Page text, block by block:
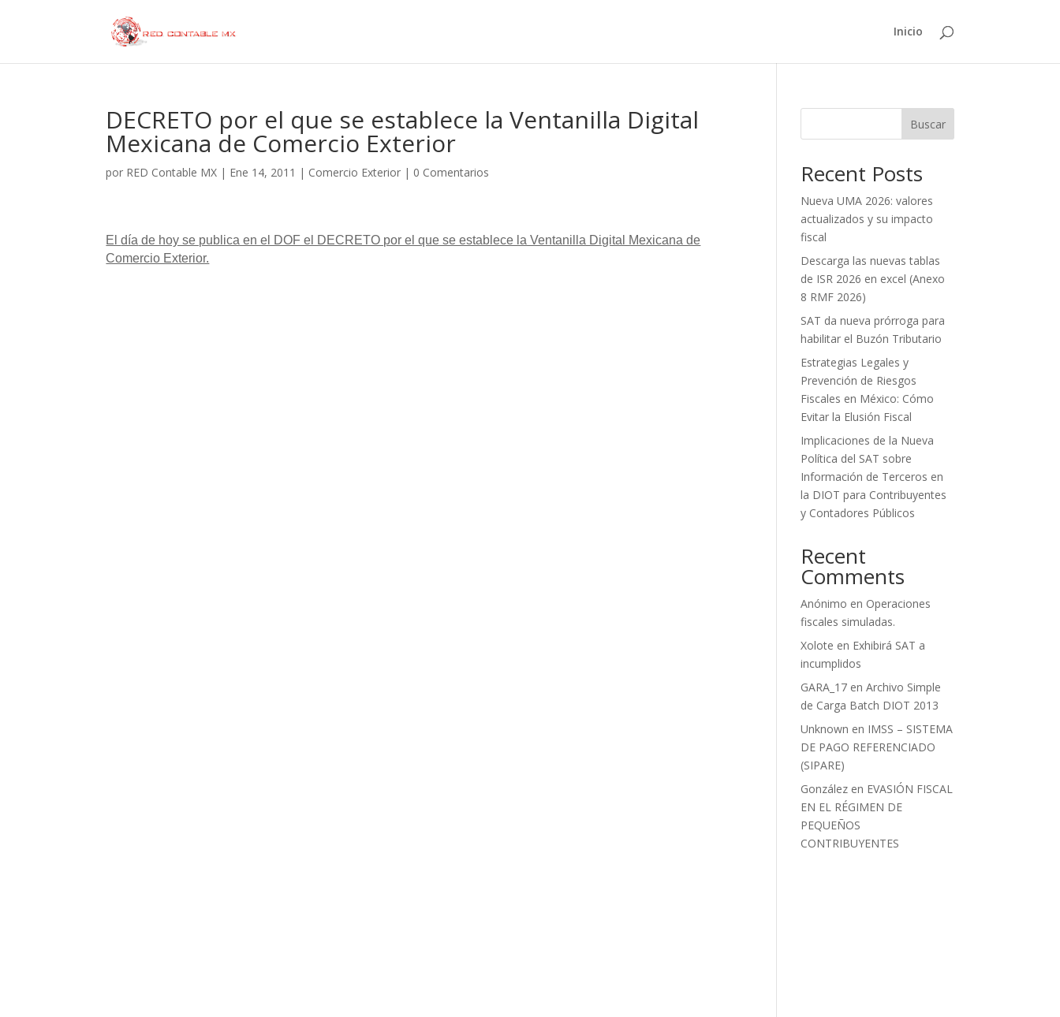
Inicio
DECRETO por el que se establece la Ventanilla Digital
Mexicana de Comercio Exterior
por RED Contable MX | Ene 14, 2011 | Comercio Exterior | 0 Comentarios
Eldía de hoy se publica en el DOF el DECRETO por el que se establece la Ventanilla Digital Mexicana de
Comercio Exterior.
Buscar
Recent Posts
Nueva UMA 2026: valores
actualizados y su impacto
fiscal
Descarga las nuevas tablas
de ISR 2026 en excel (Anexo
8 RMF 2026)
SAT da nueva prórroga para
habilitar el Buzón Tributario
Estrategias Legales y
Prevención de Riesgos
Fiscales en México: Cómo
Evitar la Elusión Fiscal
Implicaciones de la Nueva
Política del SAT sobre
Información de Terceros en
la DIOT para Contribuyentes
y Contadores Públicos
Recent
Comments
Anónimo en Operaciones
fiscales simuladas.
Xolote en Exhibirá SAT a
incumplidos
GARA_17 enArchivo Simple
de Carga Batch DIOT 2013
Unknown en IMSS – SISTEMA
DE PAGO REFERENCIADO
(SIPARE)
González en EVASIÓN FISCAL
EN EL RÉGIMEN DE
PEQUEÑOS
CONTRIBUYENTES